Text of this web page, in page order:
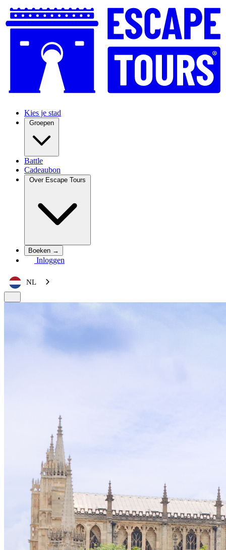
Kies je stad
Groepen
Battle
Cadeaubon
Over Escape Tours
Boeken →
Inloggen
NL